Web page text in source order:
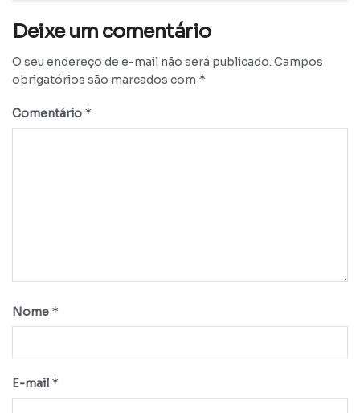
Deixe um comentário
O seu endereço de e-mail não será publicado. Campos
obrigatórios são marcados com *
Comentário *
Nome *
E-mail *